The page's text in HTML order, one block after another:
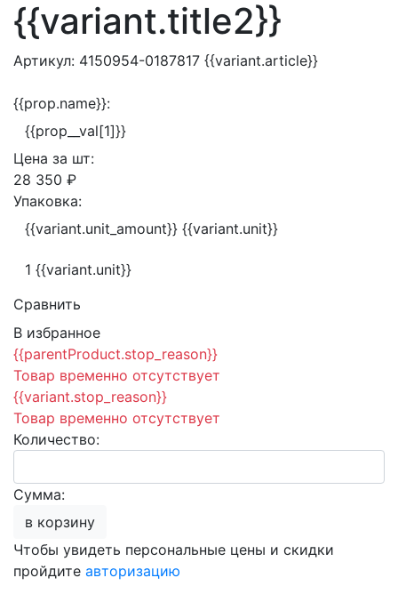
{{variant.title2}}
Артикул: 4150954-0187817 {{variant.article}}
{{prop.name}}:
{{prop__val[1]}}
Цена за шт:
28 350 ₽
Упаковка:
{{variant.unit_amount}} {{variant.unit}}
1 {{variant.unit}}
Сравнить
В избранное
{{parentProduct.stop_reason}}
Товар временно отсутствует
{{variant.stop_reason}}
Товар временно отсутствует
Количество:
Сумма:
в корзину
Чтобы увидеть персональные цены и скидки
пройдите авторизацию